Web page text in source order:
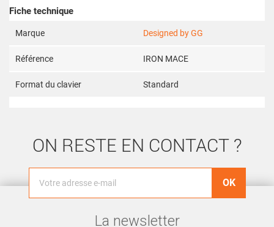
Fiche technique
Marque Designed by GG
Référence IRON MACE
Format du clavier Standard
ON RESTE EN CONTACT ?
La newsletter